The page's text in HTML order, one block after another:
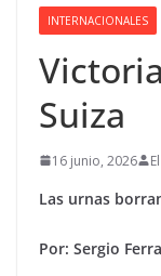
INTERNACIONALES
Suiza
16 junio, 2026
Las urnas
Por: Sergio